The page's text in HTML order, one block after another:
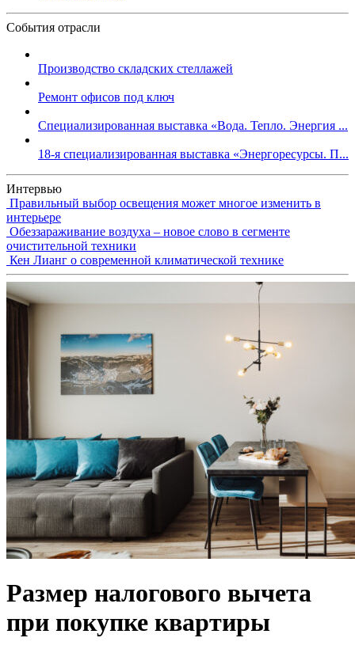
События отрасли
Производство складских стеллажей
Ремонт офисов под ключ
Специализированная выставка «Вода. Тепло. Энергия ...
18-я специализированная выставка «Энергоресурсы. П...
Интервью
Правильный выбор освещения может многое изменить в
интерьере
Обеззараживание воздуха – новое слово в сегменте
очистительной техники
Кен Лианг о современной климатической технике
Размер налогового вычета
при покупке квартиры